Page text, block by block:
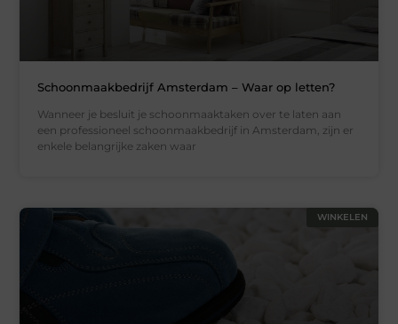
Schoonmaakbedrijf Amsterdam – Waar op letten?
Wanneer je besluit je schoonmaaktaken over te laten aan
een professioneel schoonmaakbedrijf in Amsterdam, zijn er
enkele belangrijke zaken waar
WINKELEN